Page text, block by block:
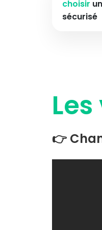
choisir
sécurisé
👉